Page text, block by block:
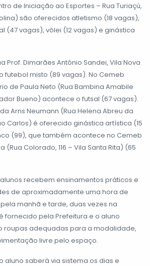
de Iniciação ao Esportes – Rua Turiaçú,
são oferecidos atletismo (18 vagas),
(47 vagas), vôlei (12 vagas) e ginástica
Prof. Dimarães Antônio Sandei, Vila Nova
futebol misto (89 vagas). No Cemeb
de Paula Neto (Rua Bambina Amabile
Bueno) acontece o futsal (67 vagas).
Arns Neumann (Rua Helena Abreu da
Carlos) é oferecido ginástica artística (15
(99), que também acontece no Cemeb
(Rua Colorado, 116 – Vila Santa Rita) (65
recebem ensinamentos práticos e
de aproximadamente uma hora de
manhã e tarde, duas vezes na
fornecido pela Prefeitura e o aluno
roupas adequadas para a modalidade,
livre pelo espaço.
aluno saberá via sistema os dias e